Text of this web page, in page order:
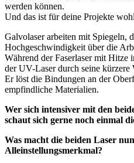
werden können.
Und das ist für deine Projekte
Galvolaser arbeiten mit Spiegeln,
Hochgeschwindigkeit über die
Während der Faserlaser mit Hitze
der UV-Laser durch seine kürzere
Er löst die Bindungen an der
empfindliche Materialien.
Wer sich intensiver mit den
schaut sich gerne noch einmal
Was macht die beiden Laser
Alleinstellungsmerkmal?